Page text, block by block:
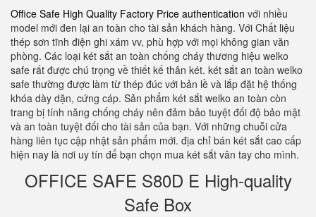
Office Safe High Quality Factory Price authentication với nhiều
model mới đen lại an toàn cho tài sản khách hàng. Với Chất liệu
thép sơn tĩnh điện ghi xám vv, phù hợp với mọi không gian văn
phòng. Các loại két sắt an toàn chống cháy thương hiệu welko
safe rất được chú trọng về thiết kế thân két. két sắt an toàn welko
safe thường được làm từ thép đúc với bản lề và lắp đặt hệ thống
khóa dày dặn, cứng cáp. Sản phẩm két sắt welko an toàn còn
trang bị tính năng chống cháy nên đảm bảo tuyệt đối độ bảo mật
và an toàn tuyệt đối cho tài sản của bạn. Với những chuỗi cửa
hàng liên tục cập nhật sản phẩm mới. địa chỉ bán két sắt cao cấp
hiện nay là nơi uy tín để bạn chọn mua két sắt vân tay cho mình.
OFFICE SAFE S80D E High-quality
Safe Box